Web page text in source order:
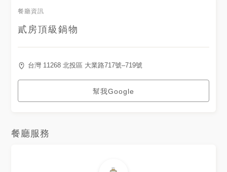
餐廳資訊
貳房頂級鍋物
台灣 11268 北投區 大業路717號–719號
幫我Google
餐廳服務